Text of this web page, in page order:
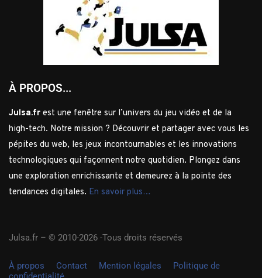
À PROPOS...
Julsa.fr est une fenêtre sur l’univers du jeu vidéo et de la
high-tech. Notre mission ? Découvrir et partager avec vous les
pépites du web, les jeux incontournables et les innovations
technologiques qui façonnent notre quotidien. Plongez dans
une exploration enrichissante et demeurez à la pointe des
tendances digitales. En savoir plus…
Julsa.fr – © 2010-2026 -Tous droits réservés
À propos Contact Mention légales
Politique de